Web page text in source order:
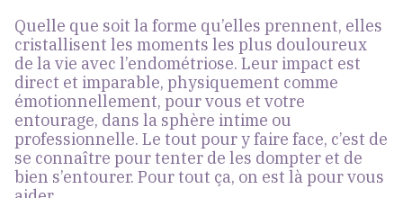
Quelle que soit la forme qu’elles prennent, elles
cristallisent les moments les plus douloureux
de la vie avec l’endométriose. Leur impact est
direct et imparable, physiquement comme
émotionnellement, pour vous et votre
entourage, dans la sphère intime ou
professionnelle. Le tout pour y faire face, c’est de
se connaître pour tenter de les dompter et de
bien s’entourer. Pour tout ça, on est là pour vous